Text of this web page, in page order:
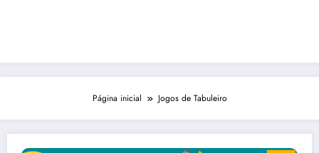
Página inicial Jogos de Tabuleiro